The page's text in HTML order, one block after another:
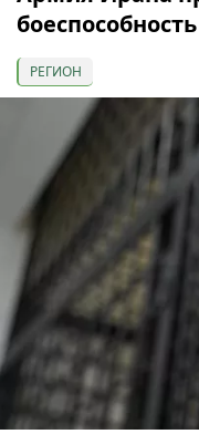
боеспособность
РЕГИОН